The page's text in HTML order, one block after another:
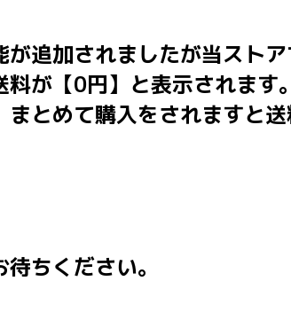
追加されましたが当スト
が【0円】と表示されます
とめて購入をされますと
ちください。